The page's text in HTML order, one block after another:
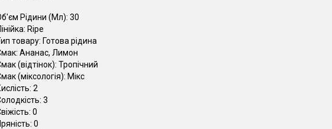
Рідини (Мл): 30
Ripe
товару: Готова рідина
Ананас, Лимон
(відтінок): Тропічний
(міксологія): Мікс
2
3
0
0